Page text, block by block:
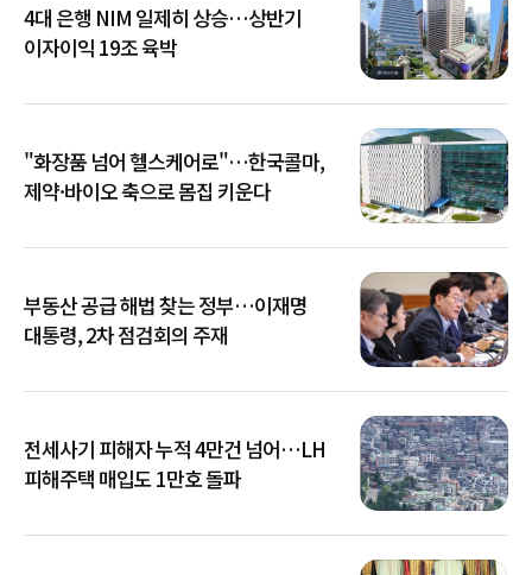
4대 은행 NIM 일제히 상승…상반기
이자이익 19조 육박
"화장품 넘어 헬스케어로"…한국콜마,
제약·바이오 축으로 몸집 키운다
부동산 공급 해법 찾는 정부…이재명
대통령, 2차 점검회의 주재
전세사기 피해자 누적 4만건 넘어…LH
피해주택 매입도 1만호 돌파